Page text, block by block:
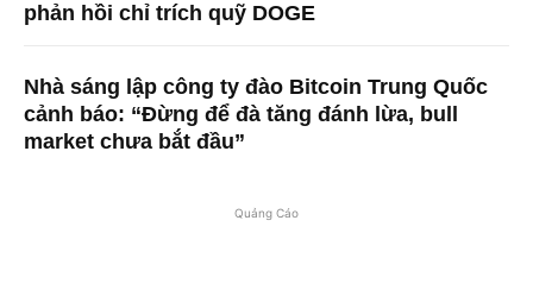
phản hồi chỉ trích quỹ DOGE
Nhà sáng lập công ty đào Bitcoin Trung Quốc
cảnh báo: “Đừng để đà tăng đánh lừa, bull
market chưa bắt đầu”
Quảng Cáo